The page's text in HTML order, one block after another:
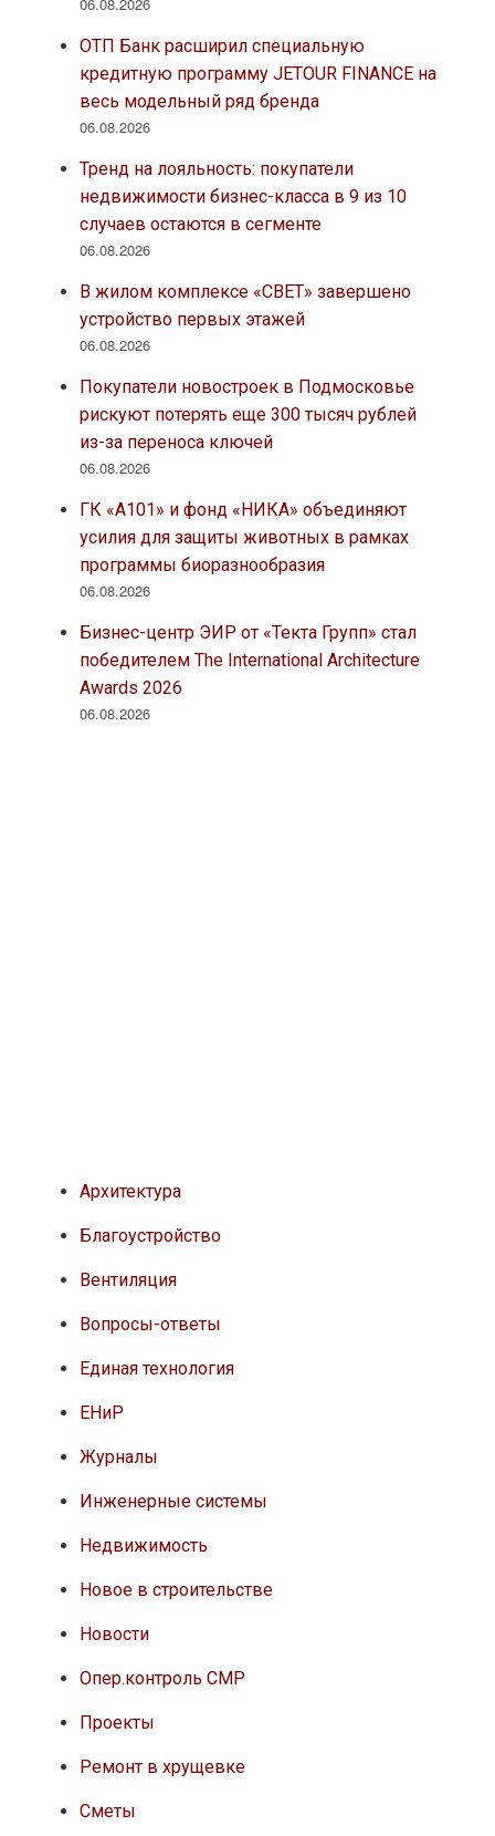
ОТП Банк расширил специальную
кредитную программу JETOUR FINANCE на
весь модельный ряд бренда
06.08.2026
Тренд на лояльность: покупатели
недвижимости бизнес-класса в 9 из 10
случаев остаются в сегменте
06.08.2026
В жилом комплексе «СВЕТ» завершено
устройство первых этажей
06.08.2026
Покупатели новостроек в Подмосковье
рискуют потерять еще 300 тысяч рублей
из-за переноса ключей
06.08.2026
ГК «А101» и фонд «НИКА» объединяют
усилия для защиты животных в рамках
программы биоразнообразия
06.08.2026
Бизнес-центр ЭИР от «Текта Групп» стал
победителем The International Architecture
Awards 2026
06.08.2026
Архитектура
Благоустройство
Вентиляция
Вопросы-ответы
Единая технология
ЕНиР
Журналы
Инженерные системы
Недвижимость
Новое в строительстве
Новости
Опер.контроль СМР
Проекты
Ремонт в хрущевке
Сметы